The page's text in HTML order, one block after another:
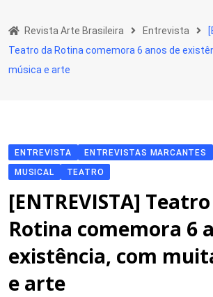
to
content
Revista Arte Brasileira Entrevista
Teatro da Rotina comemora 6 anos de
música e arte
ENTREVISTA ENTREVISTAS MARCANTES
MUSICAL
TEATRO
[ENTREVISTA]
Rotina comemora 6
existência, com
e arte